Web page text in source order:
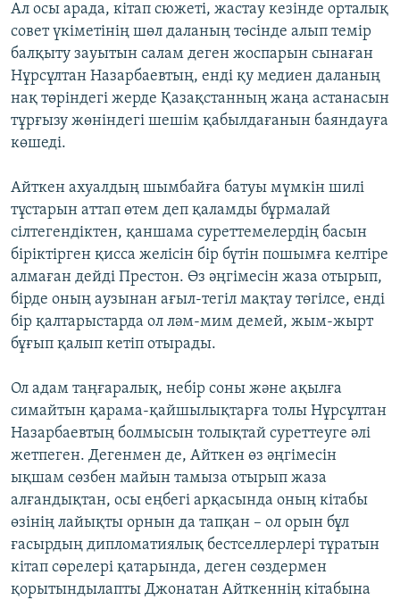
Ал осы арада, кітап сюжеті, жастау кезінде орталық
совет үкіметінің шөл даланың төсінде алып темір
балқыту зауытын салам деген жоспарын сынаған
Нұрсұлтан Назарбаевтың, енді қу медиен даланың
нақ төріндегі жерде Қазақстанның жаңа астанасын
тұрғызу жөніндегі шешім қабылдағанын баяндауға
көшеді.
Айткен ахуалдың шымбайға батуы мүмкін шилі
тұстарын аттап өтем деп қаламды бұрмалай
сілтегендіктен, қаншама суреттемелердің басын
біріктірген қисса желісін бір бүтін пошымға келтіре
алмаған дейді Престон. Өз әңгімесін жаза отырып,
бірде оның аузынан ағыл-тегіл мақтау төгілсе, енді
бір қалтарыстарда ол ләм-мим демей, жым-жырт
бұғып қалып кетіп отырады.
Ол адам таңғаралық, небір соны және ақылға
симайтын қарама-қайшылықтарға толы Нұрсұлтан
Назарбаевтың болмысын толықтай суреттеуге әлі
жетпеген. Дегенмен де, Айткен өз әңгімесін
ықшам сөзбен майын тамыза отырып жаза
алғандықтан, осы еңбегі арқасында оның кітабы
өзінің лайықты орнын да тапқан – ол орын бұл
ғасырдың дипломатиялық бестселлерлері тұратын
кітап сөрелері қатарында, деген сөздермен
қорытындылапты Джонатан Айткеннің кітабына